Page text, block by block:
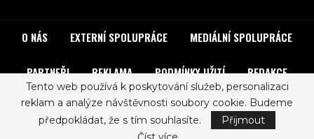
O NÁS EXTERNÍ SPOLUPRÁCE MEDIÁLNÍ SPOLUPRÁCE
PARTNEŘI REKLAMA PODMÍNKY UŽITÍ REDAKCE
© 2017 - ROCKLIST. All Rights Reserved.Zásady ochrany osobních údajů
Tento web používá k poskytování služeb, personalizaci
reklam a analýze návštěvnosti soubory cookie. Budeme
předpokládat, že s tím souhlasíte.
Přijmout